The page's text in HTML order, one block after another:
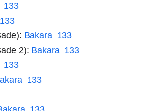
133
Bakara 133
2): Bakara 133
133
133